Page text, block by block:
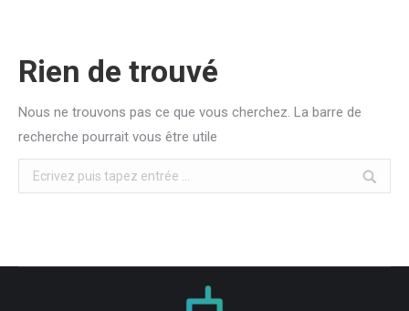
Rien de trouvé
Nous ne trouvons pas ce que vous cherchez. La barre de
recherche pourrait vous être utile
Search: